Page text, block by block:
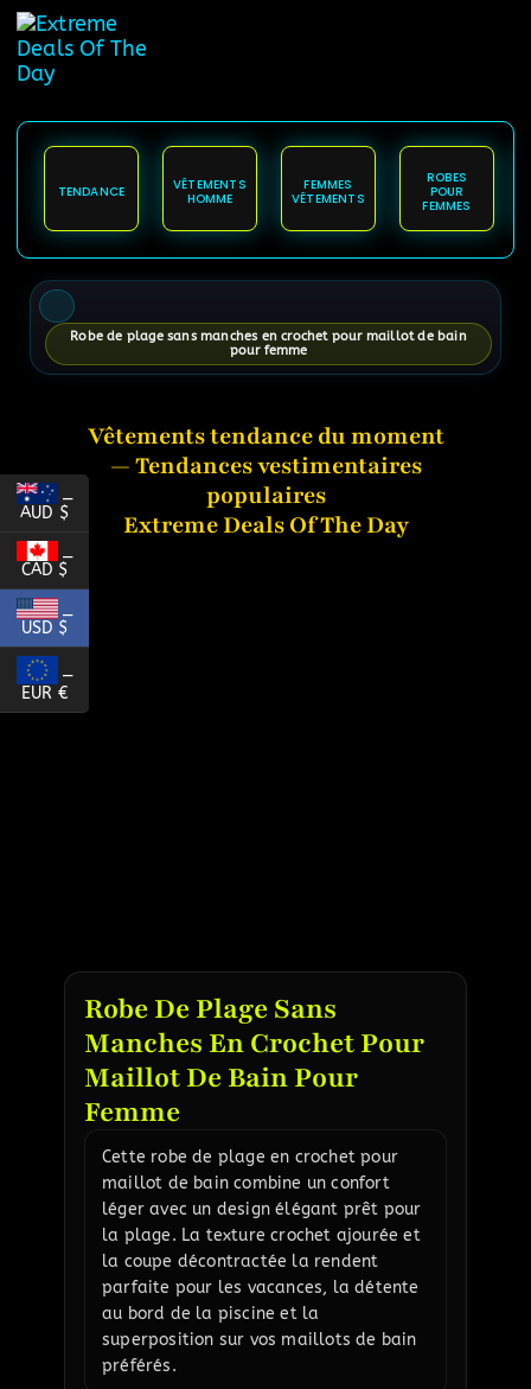
content
TENDANCE
VÊTEMENTS
HOMME
FEMMES
VÊTEMENTS
ROBES
POUR
FEMMES
Robe de plage sans manches en crochet pour maillot de bain
pour femme
Vêtements tendance du moment
— Tendances vestimentaires
populaires
Extreme Deals Of The Day
Robe De Plage Sans
Manches En Crochet Pour
Maillot De Bain Pour
Femme
Cette robe de plage en crochet pour
maillot de bain combine un confort
léger avec un design élégant prêt pour
la plage. La texture crochet ajourée et
la coupe décontractée la rendent
parfaite pour les vacances, la détente
au bord de la piscine et la
superposition sur vos maillots de bain
préférés.
AUD $
CAD $
_
USD $
EUR €